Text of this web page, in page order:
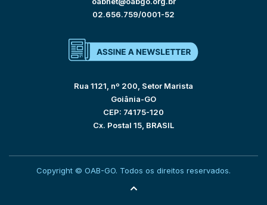
02.656.759/0001-52
Rua 1121, nº 200, Setor Marista
Goiânia-GO
CEP: 74175-120
Cx. Postal 15, BRASIL
Copyright © OAB-GO. Todos os direitos reservados.